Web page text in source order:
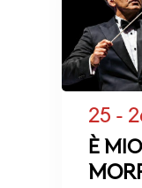
25 -
È